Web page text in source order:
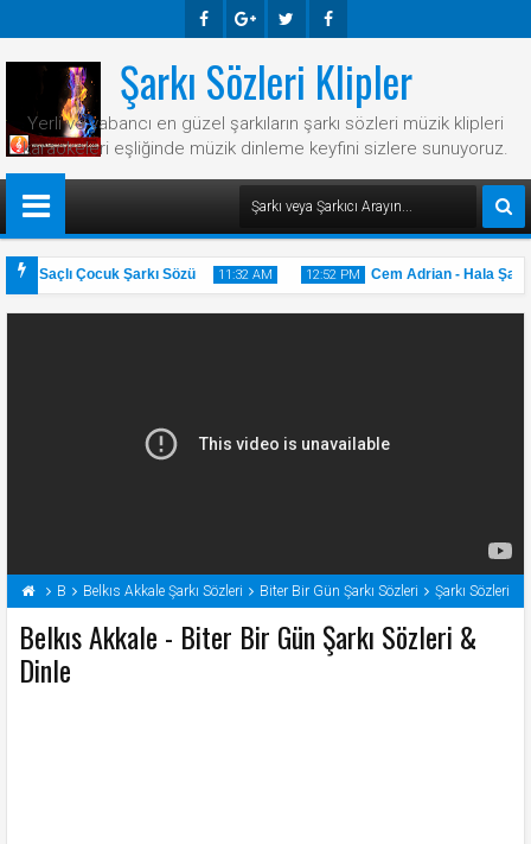
Ook E-
Plus
R Ook
Şarkı Sözleri Klipler
Yerli ve yabancı en güzel şarkıların şarkı sözleri müzik klipleri
karaokeleri eşliğinde müzik dinleme keyfini sizlere sunuyoruz.
Saçlı Çocuk Şarkı Sözü 11:32 AM
31 May
2025
12:52 PM
20 May
2025
Cem Adrian - Hala Şarkı
B Belkıs Akkale Şarkı Sözleri Biter Bir Gün Şarkı Sözleri Şarkı Sözleri
Belkıs Akkale - Biter Bir Gün Şarkı Sözleri &
Dinle